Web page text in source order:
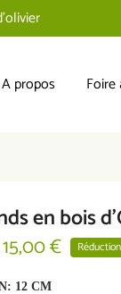
de 110 euros
A propos
en bois
15,00 €
12 CM